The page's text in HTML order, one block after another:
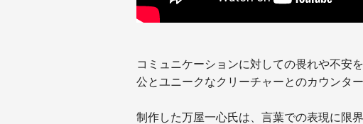
コミュニケーションに対しての畏れや不安
公とユニークなクリーチャーとのカウンタ
制作した万屋一心氏は、言葉での表現に限